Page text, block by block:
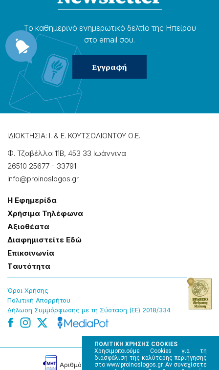
ΠΟΛΙΤΙΚΗ ΧΡΗΣΗΣ COOKIES
Χρησιμοποιούμε Cookies για τη
διασφάλιση της καλύτερης περιήγησης
στο www.proinoslogos.gr. Αν συνεχίσετε
Το καθημερɩνό ενημερωτɩκό δελτίο της Ηπείρου
στο email σου.
ΙΔΙΟΚΤΗΣΙΑ: Ι. & Ε. ΚΟΥΤΣΟΛΙΟΝΤΟΥ Ο.Ε.
Φ. Τζαβέλλα 11Β, 453 33 Ιωάννɩνα
26510 25677 - 33791
info@proinoslogos.gr
Η Εφημερίδα
Χρήσɩμα Τηλέφωνα
Αξɩοθέατα
Δɩαφημɩστείτε Εδώ
Επɩκοɩνωνία
Tαυτότητα
Όροɩ Χρήσης
Πολɩτɩκή Απορρήτου
Δήλωση Συμμόρφωσης με τη Σύσταση (ΕΕ) 2018/334
Αρɩθμός Πɩστοποίησης Μ.Η.Τ. 220242